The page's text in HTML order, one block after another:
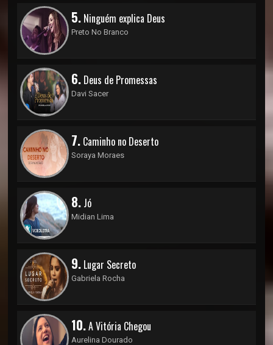
5. Ninguém explica Deus
Preto No Branco
6. Deus de Promessas
Davi Sacer
7. Caminho no Deserto
Soraya Moraes
8. Jó
Midian Lima
9. Lugar Secreto
Gabriela Rocha
10.A Vitória Chegou
Aurelina Dourado